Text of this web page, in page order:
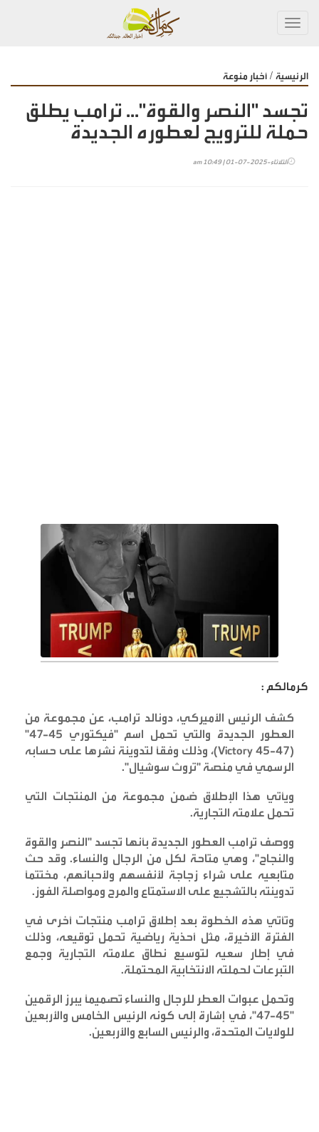
الرئيسية / أخبار منوعة
تجسد "النصر والقوة"... ترامب يطلق
حملة للترويج لعطوره الجديدة
الثلاثاء-2025-07-01 | 10:49 am
كرمالكم :
كشف الرئيس الأميركي، دونالد ترامب، عن مجموعة من
العطور الجديدة والتي تحمل اسم "فيكتوري 45-47
"
(Victory 45-47)
، وذلك وفقًا لتدوينة نشرها على حسابه
الرسمي في منصة "تروث سوشيال".
ويأتي هذا الإطلاق ضمن مجموعة من المنتجات التي
تحمل علامته التجارية.
ووصف ترامب العطور الجديدة بأنها تجسد "النصر والقوة
والنجاح"، وهي متاحة لكل من الرجال والنساء. وقد حث
متابعيه على شراء زجاجة لأنفسهم ولأحبائهم، مختتمًا
تدوينته بالتشجيع على الاستمتاع والمرح ومواصلة الفوز.
وتأتي هذه الخطوة بعد إطلاق ترامب منتجات أخرى في
الفترة الأخيرة، مثل أحذية رياضية تحمل توقيعه، وذلك
في إطار سعيه لتوسيع نطاق علامته التجارية وجمع
التبرعات لحملته الانتخابية المحتملة.
وتحمل عبوات العطر للرجال والنساء تصميمًا يبرز الرقمين
"45-47"، في إشارة إلى كونه الرئيس الخامس والأربعين
للولايات المتحدة، والرئيس السابع والأربعين.